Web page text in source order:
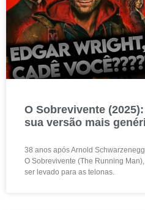
O Sobrevivente
sua versão mais
38 anos após Arnold
O Sobrevivente (The Running
ser levado para as telonas.